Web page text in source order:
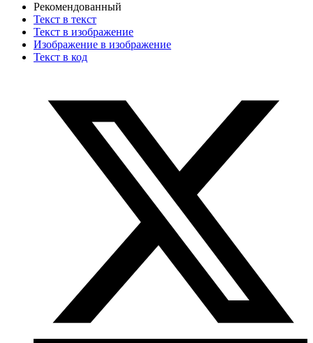
Рекомендованный
Текст в текст
Текст в изображение
Изображение в изображение
Текст в код